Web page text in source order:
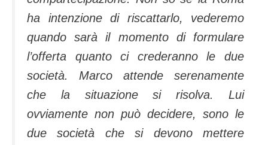
ha intenzione di riscattarlo, vederemo
quando sarà il momento di formulare
l’offerta quanto ci crederanno le due
società. Marco attende serenamente
che la situazione si risolva. Lui
ovviamente non può decidere, sono le
due società che si devono mettere